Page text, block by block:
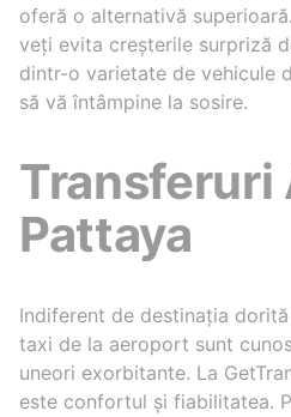
oferă o alternativă
veți evita creșterile surpriză
dintr-o varietate de vehicule
să vă întâmpine la sosire.
Transferuri
Pattaya
Indiferent de destinația
taxi de la aeroport sunt
uneori exorbitante. La
este confortul și fiabilitatea.